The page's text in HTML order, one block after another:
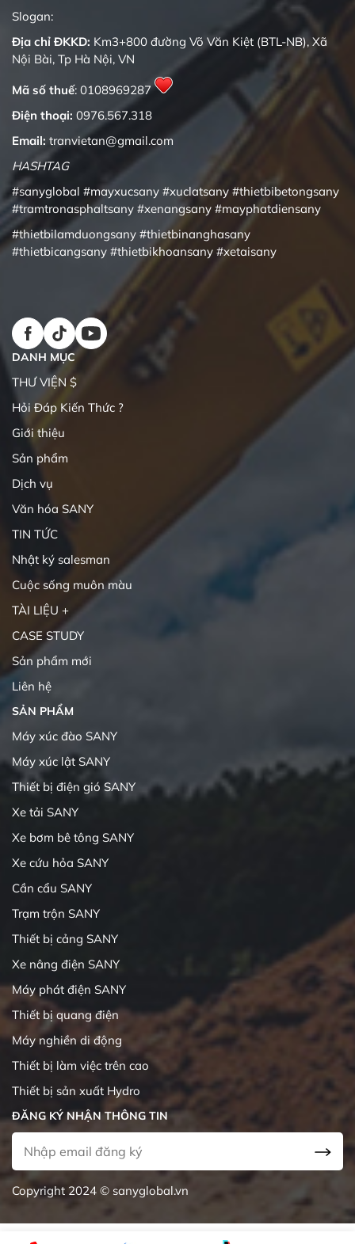
Slogan:
Địa chỉ ĐKKD: Km3+800 đường Võ Văn Kiệt (BTL-NB), Xã
Nội Bài, Tp Hà Nội, VN
Mã số thuế: 0108969287
Điện thoại: 0976.567.318
Email: tranvietan@gmail.com
HASHTAG
#sanyglobal #mayxucsany #xuclatsany #thietbibetongsany
#tramtronasphaltsany #xenangsany #mayphatdiensany
#thietbilamduongsany #thietbinanghasany
#thietbicangsany #thietbikhoansany #xetaisany
DANH MỤC
THƯ VIỆN $
Hỏi Đáp Kiến Thức ?
Giới thiệu
Sản phẩm
Dịch vụ
Văn hóa SANY
TIN TỨC
Nhật ký salesman
Cuộc sống muôn màu
TÀI LIỆU +
CASE STUDY
Sản phẩm mới
Liên hệ
SẢN PHẨM
Máy xúc đào SANY
Máy xúc lật SANY
Thiết bị điện gió SANY
Xe tải SANY
Xe bơm bê tông SANY
Xe cứu hỏa SANY
Cần cẩu SANY
Trạm trộn SANY
Thiết bị cảng SANY
Xe nâng điện SANY
Máy phát điện SANY
Thiết bị quang điện
Máy nghiền di động
Thiết bị làm việc trên cao
Thiết bị sản xuất Hydro
ĐĂNG KÝ NHẬN THÔNG TIN
Copyright 2024 © sanyglobal.vn